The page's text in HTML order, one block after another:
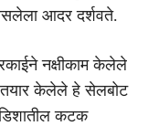
आदर दर्शवते.
नक्षीकाम केलेले
केलेले हे सेलबोट
कटक